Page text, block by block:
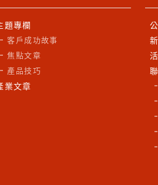
題專欄
客戶成功故事
焦點文章
產品技巧
業文章